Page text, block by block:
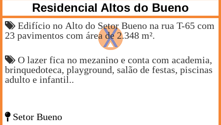
Residencial Altos do Bueno
Edifício no Alto do Setor Bueno na rua T-65 com
23 pavimentos com área de 2.348 m².
O lazer fica no mezanino e conta com academia,
brinquedoteca, playground, salão de festas, piscinas
adulto e infantil..
Setor Bueno